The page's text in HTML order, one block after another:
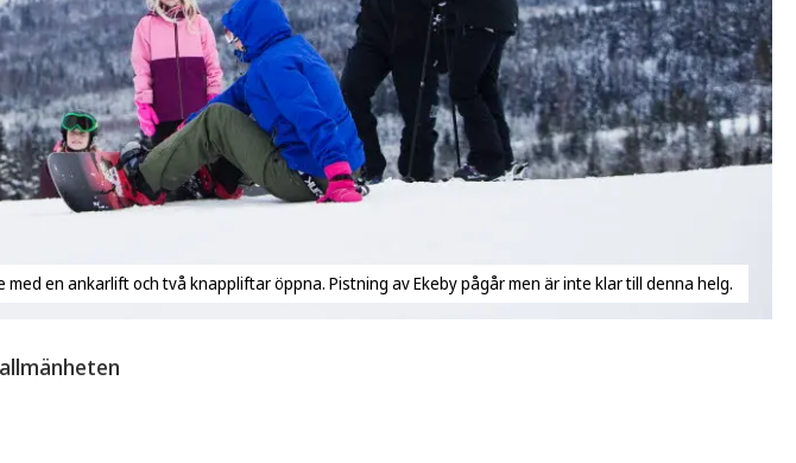
en ankarlift och två knappliftar öppna. Pistning av Ekeby pågår men är inte klar till denna helg.